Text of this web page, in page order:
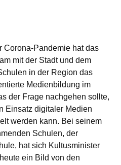
Corona-Pandemie hat das
mit der Stadt und dem
in der Region das
Medienbildung im
der Frage nachgehen sollte,
Einsatz digitaler Medien
werden kann. Bei seinem
Schulen, der
hat sich Kultusminister
ein Bild von den